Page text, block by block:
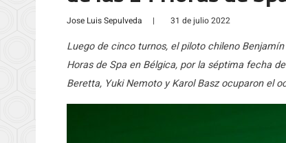
Jose Luis Sepulveda | 31 de julio 2022
Luego de cinco turnos, el piloto chileno
Horas de Spa en Bélgica, por la séptima fecha
Beretta, Yuki Nemoto y Karol Basz ocuparon el